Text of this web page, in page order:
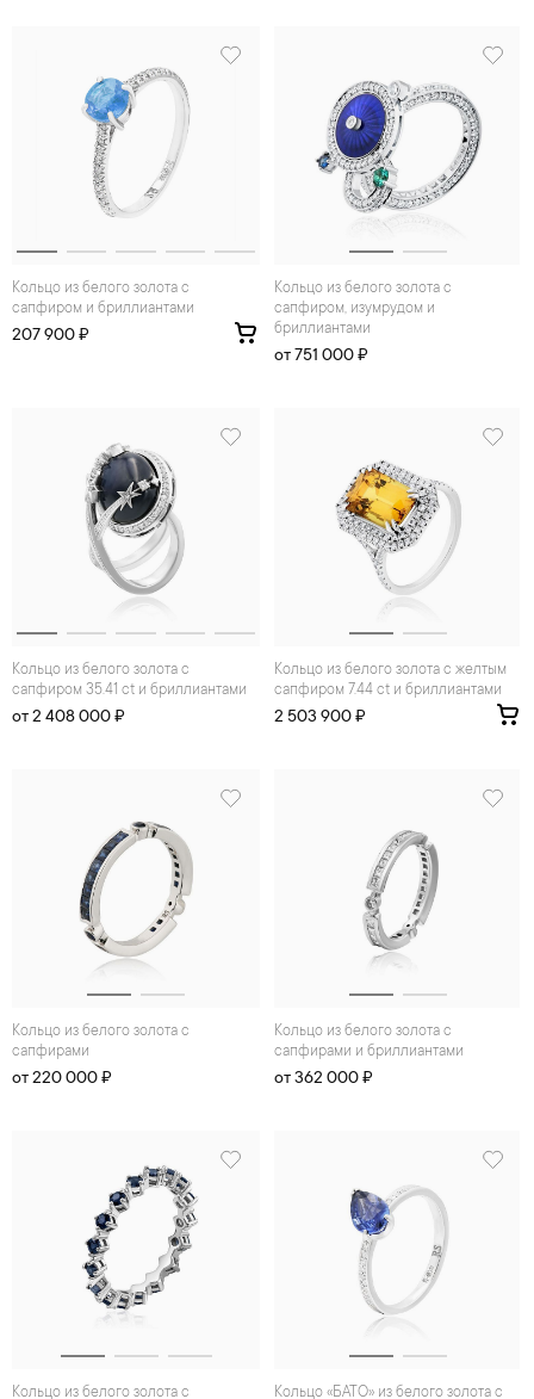
Кольцо из белого золота с
сапфиром и бриллиантами
207 900 ₽
Кольцо из белого золота с
сапфиром, изумрудом и
бриллиантами
от 751 000 ₽
Кольцо из белого золота с
сапфиром 35.41 ct и бриллиантами
от 2 408 000 ₽
Кольцо из белого золота с желтым
сапфиром 7.44 ct и бриллиантами
2 503 900 ₽
Кольцо из белого золота с
сапфирами
от 220 000 ₽
Кольцо из белого золота с
сапфирами и бриллиантами
от 362 000 ₽
Кольцо из белого золота с Кольцо «БАТО» из белого золота с